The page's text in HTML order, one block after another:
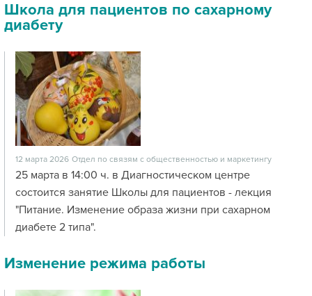
Школа для пациентов по сахарному
диабету
12 марта 2026 Отдел по связям с общественностью и маркетингу
25 марта в 14:00 ч. в Диагностическом центре
состоится занятие Школы для пациентов - лекция
"Питание. Изменение образа жизни при сахарном
диабете 2 типа".
Изменение режима работы